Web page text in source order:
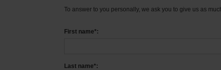
To answer to you personally, we ask you to give us as
First name*:
Last name*: